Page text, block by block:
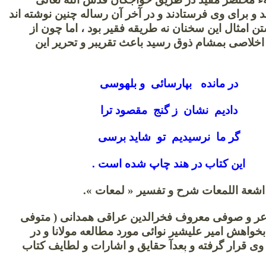
و برای وی فرستادند و در آخر آن رساله چنین نوشته اند
امثال این سخنان نه طریقه فقیر بود ، اما چون از
اخلاصی بمشام ذوق رسید باعث تقریبر و تحریر این
در مانده بپارسائی و بلهوسی
دادیم نشان ز گنج مقصود ترا
گر ما نرسیدیم تو شاید برسی
این کتاب در هند چاپ شده است .
و صوفی معروف فخرالدین عراقی همدانی ( متوفی
بخواهش امیر علیشیر نوائی مورد مطالعه مولانا و در
قرار گرفته و بعدآ حقایق و اشارات و لطایف کتاب